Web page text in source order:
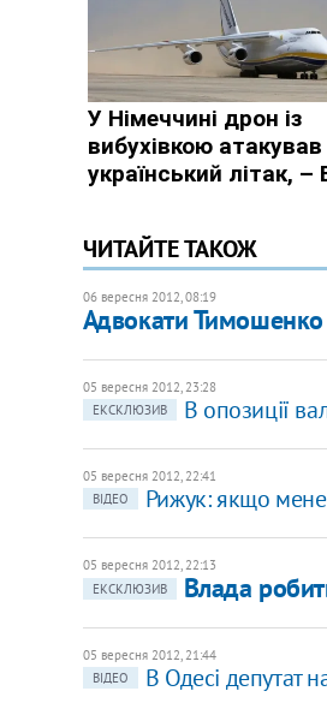
ЧИТАЙТЕ ТАКОЖ
06 вересня 2012, 08:19
Адвокати Тимошенко
05 вересня 2012, 23:28
ЕКСКЛЮЗИВ
В опозиції
05 вересня 2012, 22:41
ВІДЕО
Рижук: якщо мене
05 вересня 2012, 22:13
ЕКСКЛЮЗИВ
Влада
05 вересня 2012, 21:44
ВІДЕО
В Одесі депутат